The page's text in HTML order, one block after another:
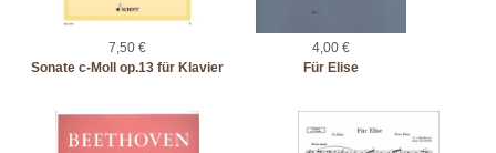
7,50 €
Sonate c-Moll op.13 für Klavier
4,00 €
Für Elise